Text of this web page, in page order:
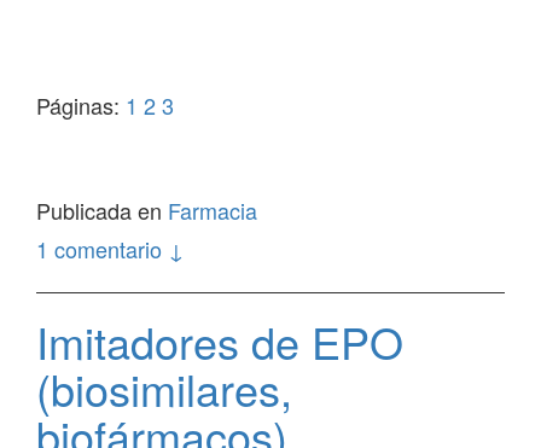
Páginas: 1 23
Publicada en Farmacia
1 comentario ↓
Imitadores de EPO
(biosimilares,
biofármacos)